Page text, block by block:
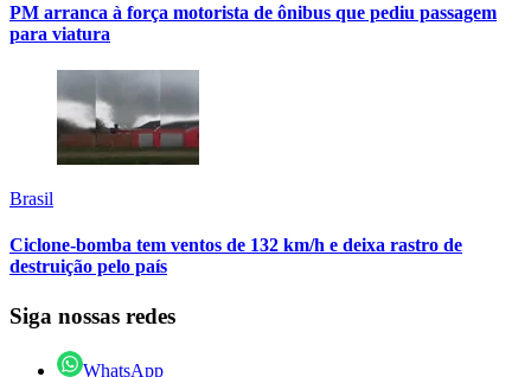
PM arranca à força motorista de ônibus que pediu passagem
para viatura
Brasil
Ciclone-bomba tem ventos de 132 km/h e deixa rastro de
destruição pelo país
Siga nossas redes
WhatsApp